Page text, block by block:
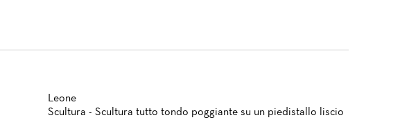
Leone
Scultura - Scultura tutto tondo poggiante su un piedistallo liscio